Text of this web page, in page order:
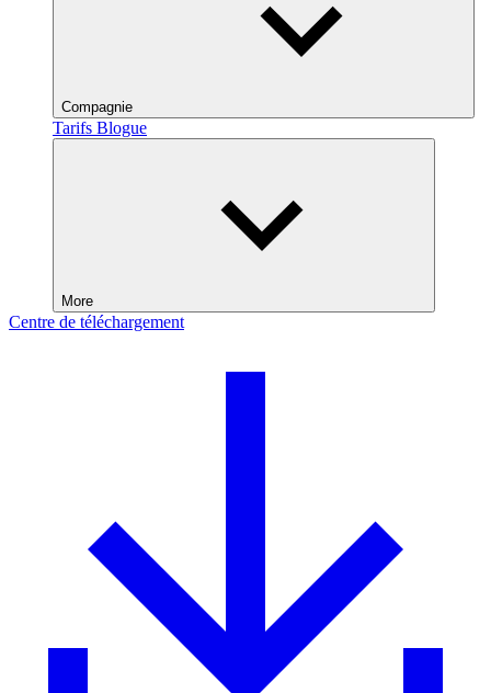
Compagnie
Tarifs Blogue
More
Centre de téléchargement